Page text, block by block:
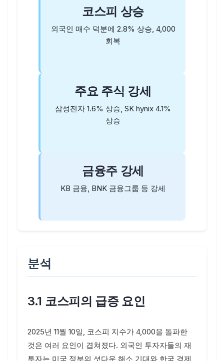
코스피 상승
외국인 매수 덕분에 2.8% 상승, 4,000
회복
주요 주식 강세
삼성전자 1.6% 상승, SK hynix 4.1%
상승
금융주 강세
KB 금융, BNK 금융그룹 등 강세
분석
3.1 코스피의 급증 요인
2025년 11월 10일, 코스피 지수가 4,000을 돌파한
것은 여러 요인이 겹쳐졌다. 외국인 투자자들의 재
투자는 미국 정부의 셧다운 해소 기대와 한국 경제